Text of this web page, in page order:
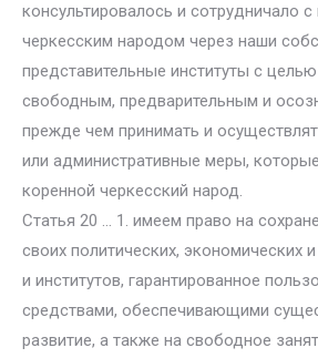
консультировалось и сотрудничало
черкесским народом через наши
представительные институты с
свободным, предварительным и
прежде чем принимать и
или административные меры, которые
коренной черкесский народ.
Статья 20 … 1. имеем право на
своих политических, экономических
и институтов, гарантированное
средствами, обеспечивающими
развитие, а также на свободное